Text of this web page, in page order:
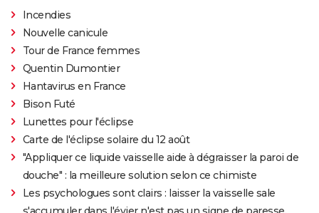
Incendies
Nouvelle canicule
Tour de France femmes
Quentin Dumontier
Hantavirus en France
Bison Futé
Lunettes pour l'éclipse
Carte de l'éclipse solaire du 12 août
"Appliquer ce liquide vaisselle aide à dégraisser la paroi de
douche" : la meilleure solution selon ce chimiste
Les psychologues sont clairs : laisser la vaisselle sale